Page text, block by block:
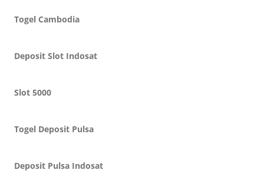
Togel Cambodia
Deposit Slot Indosat
Slot 5000
Togel Deposit Pulsa
Deposit Pulsa Indosat